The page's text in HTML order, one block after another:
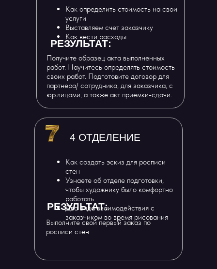
Как создать эскиз для росписи
стен
Узнаете об отделе подготовки,
чтобы художнику было комфортно
работать
Два вида взаимодействия с
заказчиком во время рисования
4 ОТДЕЛЕНИЕ
РЕЗУЛЬТАТ:
Выполните свой первый заказ по
росписи стен
Как определить стоимость на свои
услуги
Выставляем счет заказчику
Как вести расходы
РЕЗУЛЬТАТ:
Получите образец акта выполненных
работ. Научитесь определять стоимость
своих работ. Подготовите договор для
партнера/ сотрудника, для заказчика, с
юр.лицами, а также акт приемки-сдачи.